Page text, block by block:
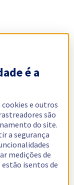
é a
e outros
são
do site.
a segurança
medições de
isentos de